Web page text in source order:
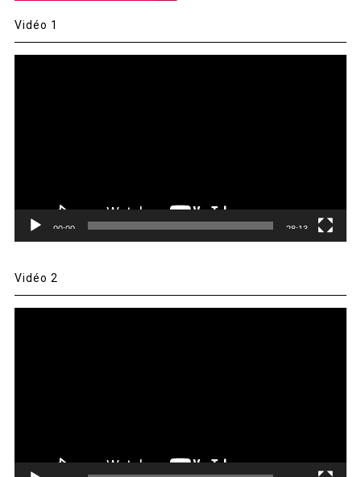
Vidéo 1
00:00 28:13
Vidéo 2